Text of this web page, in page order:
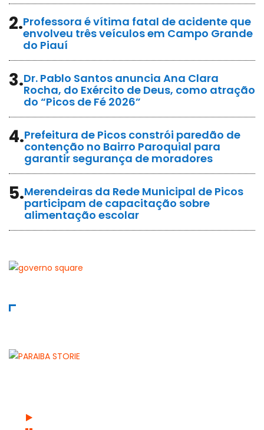
2.Professora é vítima fatal de acidente que
envolveu três veículos em Campo Grande
do Piauí
3.Dr. Pablo Santos anuncia Ana Clara
Rocha, do Exército de Deus, como atração
do “Picos de Fé 2026”
4.Prefeitura de Picos constrói paredão de
contenção no Bairro Paroquial para
garantir segurança de moradores
5.Merendeiras da Rede Municipal de Picos
participam de capacitação sobre
alimentação escolar